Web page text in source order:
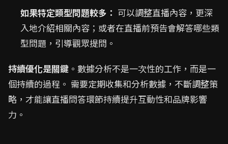
如果特定類型問題較多： 可以調整直播內容，更深
入地介紹相關內容；或者在直播前預告會解答哪些類
型問題，引導觀眾提問。
持續優化是關鍵 。數據分析不是一次性的工作，而是一
個持續的過程。 需要定期收集和分析數據，不斷調整策
略，才能讓直播問答環節持續提升互動性和品牌影響
力。